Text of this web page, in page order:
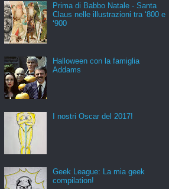
Prima di Babbo Natale - Santa
Claus nelle illustrazioni tra ‘800 e
‘900
Halloween con la famiglia
Addams
I nostri Oscar del 2017!
Geek League: La mia geek
compilation!